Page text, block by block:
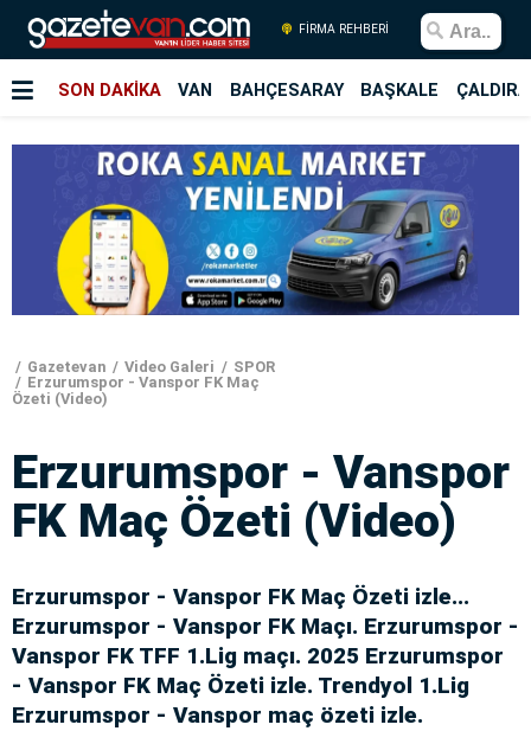
FİRMA REHBERİ
SON DAKİKA VAN BAHÇESARAY BAŞKALE
Gazetevan Video Galeri
SPOR
Erzurumspor - Vanspor FK Maç
Özeti (Video)
Erzurumspor - Vanspor
FK Maç Özeti (Video)
Erzurumspor - Vanspor FK Maç Özeti izle...
Erzurumspor - Vanspor FK Maçı. Erzurumspor -
Vanspor FK TFF 1.Lig maçı. 2025 Erzurumspor
- Vanspor FK Maç Özeti izle. Trendyol 1.Lig
Erzurumspor - Vanspor maç özeti izle.